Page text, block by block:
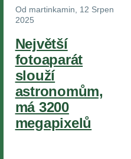
Od martinkamin , 12 Srpen
2025
Největší
fotoaparát
slouží
astronomům,
má 3200
megapixelů